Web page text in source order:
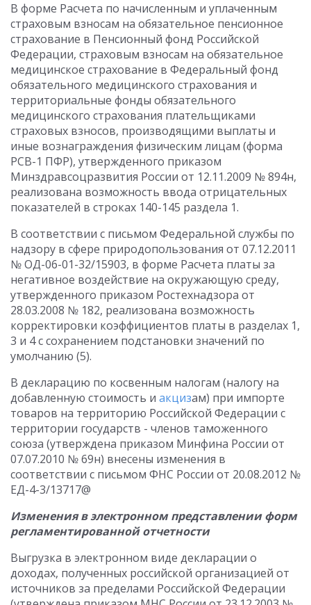
В форме Расчета по начисленным и уплаченным
страховым взносам на обязательное пенсионное
страхование в Пенсионный фонд Российской
Федерации, страховым взносам на обязательное
медицинское страхование в Федеральный фонд
обязательного медицинского страхования и
территориальные фонды обязательного
медицинского страхования плательщиками
страховых взносов, производящими выплаты и
иные вознаграждения физическим лицам (форма
РСВ-1 ПФР), утвержденного приказом
Минздравсоцразвития России от 12.11.2009 № 894н,
реализована возможность ввода отрицательных
показателей в строках 140-145 раздела 1.
В соответствии с письмом Федеральной службы по
надзору в сфере природопользования от 07.12.2011
№ ОД-06-01-32/15903, в форме Расчета платы за
негативное воздействие на окружающую среду,
утвержденного приказом Ростехнадзора от
28.03.2008 № 182, реализована возможность
корректировки коэффициентов платы в разделах 1,
3 и 4 с сохранением подстановки значений по
умолчанию (5).
В декларацию по косвенным налогам (налогу на
добавленную стоимость и акцизам) при импорте
товаров на территорию Российской Федерации с
территории государств - членов таможенного
союза (утверждена приказом Минфина России от
07.07.2010 № 69н) внесены изменения в
соответствии с письмом ФНС России от 20.08.2012 №
ЕД-4-3/13717@
Изменения в электронном представлении форм
регламентированной отчетности
Выгрузка в электронном виде декларации о
доходах, полученных российской организацией от
источников за пределами Российской Федерации